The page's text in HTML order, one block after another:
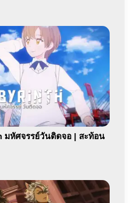
มหัศจรรย์วันติดจอ | สะท้อน